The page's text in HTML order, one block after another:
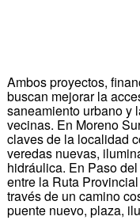
Ambos proyectos,
buscan mejorar la
saneamiento urbano y
vecinas. En Moreno
claves de la localidad
veredas nuevas,
hidráulica. En Paso
entre la Ruta
través de un camino
puente nuevo, plaza,